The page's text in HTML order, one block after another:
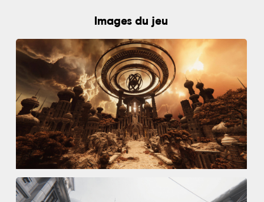
Images du jeu